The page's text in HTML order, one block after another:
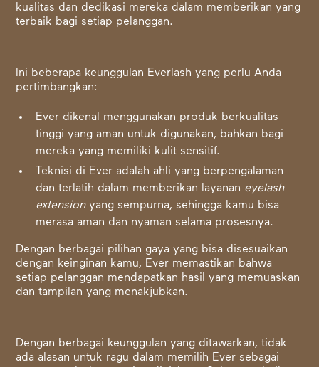
kualitas dan dedikasi mereka dalam memberikan yang
terbaik bagi setiap pelanggan.
Ini beberapa keunggulan Everlash yang perlu Anda
pertimbangkan:
Ever dikenal menggunakan produk berkualitas
tinggi yang aman untuk digunakan, bahkan bagi
mereka yang memiliki kulit sensitif.
Teknisi di Ever adalah ahli yang berpengalaman
dan terlatih dalam memberikan layanan eyelash
extensionyang sempurna, sehingga kamu bisa
merasa aman dan nyaman selama prosesnya.
Dengan berbagai pilihan gaya yang bisa disesuaikan
dengan keinginan kamu, Ever memastikan bahwa
setiap pelanggan mendapatkan hasil yang memuaskan
dan tampilan yang menakjubkan.
Dengan berbagai keunggulan yang ditawarkan, tidak
ada alasan untuk ragu dalam memilih Ever sebagai